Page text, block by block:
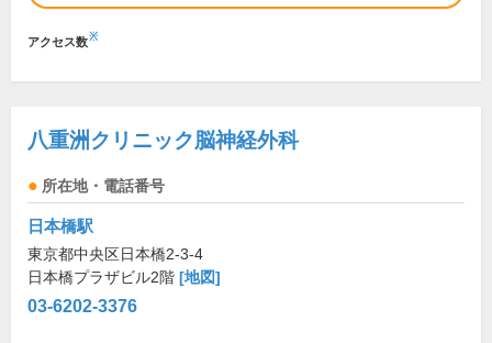
アクセス数※
八重洲クリニック脳神経外科
所在地・電話番号
日本橋駅
東京都中央区日本橋2-3-4
日本橋プラザビル2階 [地図]
03-6202-3376